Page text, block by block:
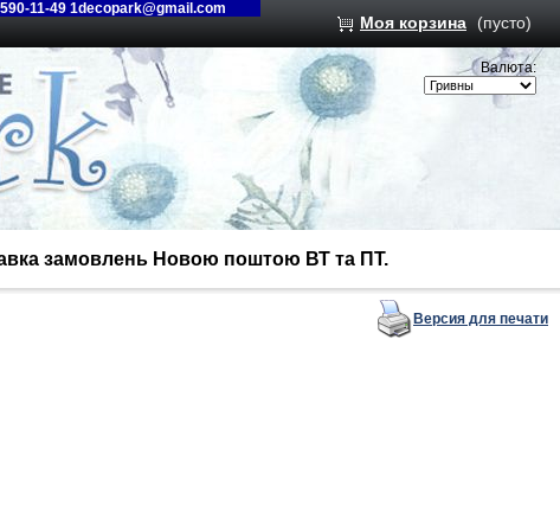
11-49 1decopark@gmail.com
Моя корзина (пусто)
Валюта:
замовлень Новою поштою ВТ та ПТ.
Версия для печати